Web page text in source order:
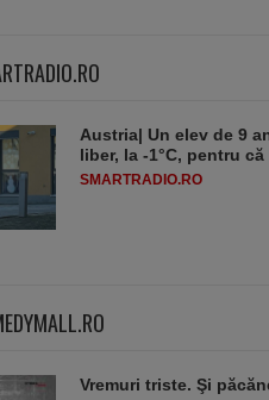
Austria| Un elev de 9
liber, la -1°C, pentru
SMARTRADIO.RO
Vremuri triste. Şi